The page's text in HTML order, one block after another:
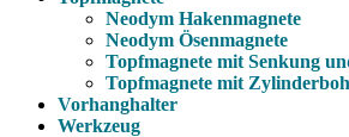
Neodym Hakenmagnete
Neodym Ösenmagnete
Topfmagnete mit Senkung
Topfmagnete mit
Vorhanghalter
Werkzeug